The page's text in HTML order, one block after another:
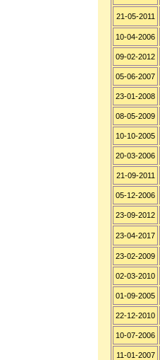
21-05-2011
10-04-2006
09-02-2012
05-06-2007
23-01-2008
08-05-2009
10-10-2005
20-03-2006
21-09-2011
05-12-2006
23-09-2012
23-04-2017
23-02-2009
02-03-2010
01-09-2005
22-12-2010
10-07-2006
11-01-2007